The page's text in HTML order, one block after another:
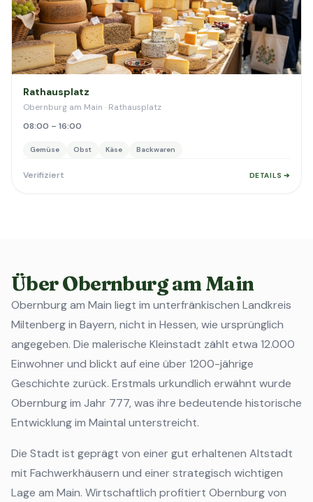
Rathausplatz
Obernburg am Main · Rathausplatz
08:00 – 16:00
Gemüse Obst Käse Backwaren
Verifiziert DETAILS ➔
Über Obernburg am Main
Obernburg am Main liegt im unterfränkischen Landkreis
Miltenberg in Bayern, nicht in Hessen, wie ursprünglich
angegeben. Die malerische Kleinstadt zählt etwa 12.000
Einwohner und blickt auf eine über 1200-jährige
Geschichte zurück. Erstmals urkundlich erwähnt wurde
Obernburg im Jahr 777, was ihre bedeutende historische
Entwicklung im Maintal unterstreicht.
Die Stadt ist geprägt von einer gut erhaltenen Altstadt
mit Fachwerkhäusern und einer strategisch wichtigen
Lage am Main. Wirtschaftlich profitiert Obernburg von